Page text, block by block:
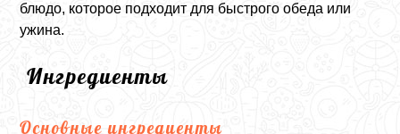
блюдо, которое подходит для быстрого обеда или
ужина.
Ингредиенты
Основные ингредиенты